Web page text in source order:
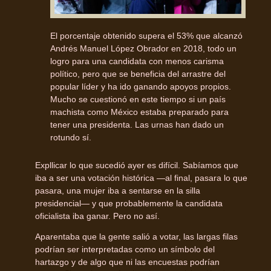
El porcentaje obtenido supera el 53% que alcanzó
Andrés Manuel López Obrador en 2018, todo un
logro para una candidata con menos carisma
político, pero que se beneficia del arrastre del
popular líder y ha ido ganando apoyos propios.
Mucho se cuestionó en este tiempo si un país
machista como México estaba preparado para
tener una presidenta. Las urnas han dado un
rotundo sí.
Expllicar lo que sucedió ayer es difícil. Sabíamos que
iba a ser una votación histórica —al final, pasara lo que
pasara, una mujer iba a sentarse en la silla
presidencial— y que probablemente la candidata
oficialista iba ganar. Pero no así.
Aparentaba que la gente salió a votar, las largas filas
podrían ser interpretadas como un símbolo del
hartazgo y de algo que ni las encuestas podrían